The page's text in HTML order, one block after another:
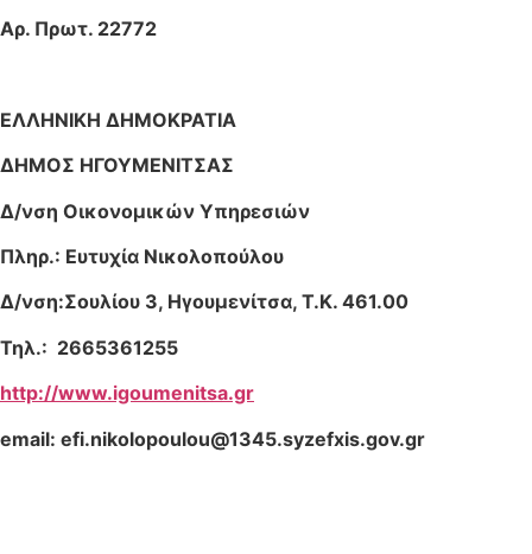
Αρ. Πρωτ. 22772
ΕΛΛΗΝΙΚΗ ΔΗΜΟΚΡΑΤΙΑ
ΔΗΜΟΣ ΗΓΟΥΜΕΝΙΤΣΑΣ
Δ/νση Οικονομικών Υπηρεσιών
Πληρ.: Ευτυχία Νικολοπούλου
Δ/νση:Σουλίου 3, Ηγουμενίτσα, Τ.Κ. 461.00
Τηλ.: 2665361255
http://www.igoumenitsa.gr
email: efi.nikolopoulou@1345.syzefxis.gov.gr